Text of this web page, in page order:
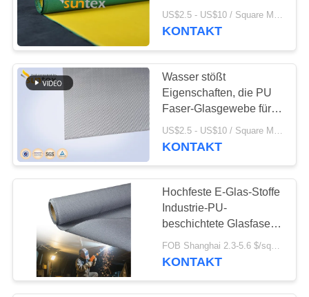
beschichtete Faser-
Glas-Gewebe
US$2.5 - US$10 / Square Meter MOQ:20 Rollen
KONTAKT
Wasser stößt
Eigenschaften, die PU
Faser-Glasgewebe für
schweißende Decken
beschichtete,
KONTAKT
Hochfeste E-Glas-Stoffe
Industrie-PU-
beschichtete Glasfaser-
Stoffe feuerfeste Stoffe
FOB Shanghai 2.3-5.6 $/sqm MOQ:500 Meter
KONTAKT